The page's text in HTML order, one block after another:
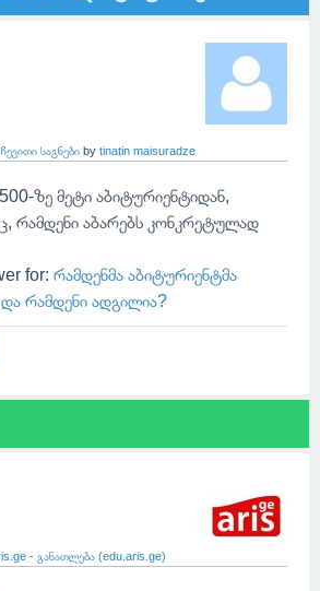
საგნები by tinatin maisuradze
ზე მეტი აბიტურიენტიდან,
რამდენი აბარებს კონკრეტულად
for: რამდენმა აბიტურიენტმა
რამდენი ადგილია?
- განათლება (edu.aris.ge)